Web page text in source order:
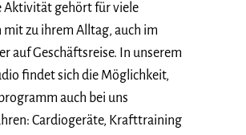
Aktivität gehört für viele
mit zu ihrem Alltag, auch im
auf Geschäftsreise. In unserem
findet sich die Möglichkeit,
auch bei uns
Cardiogeräte, Krafttraining